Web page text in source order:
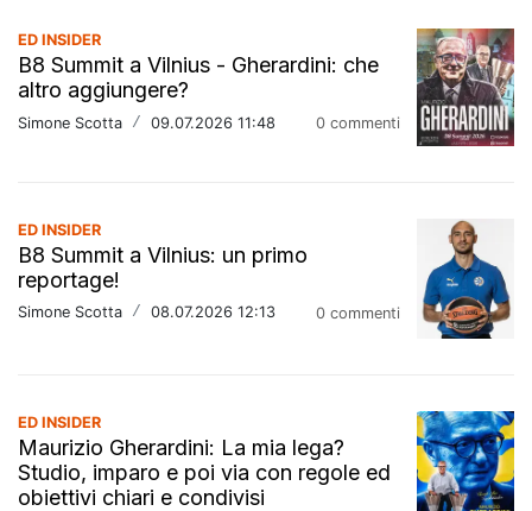
ED INSIDER
B8 Summit a Vilnius - Gherardini: che
altro aggiungere?
Simone Scotta / 09.07.2026 11:48 0 commenti
ED INSIDER
B8 Summit a Vilnius: un primo
reportage!
Simone Scotta / 08.07.2026 12:13 0 commenti
ED INSIDER
Maurizio Gherardini: La mia lega?
Studio, imparo e poi via con regole ed
obiettivi chiari e condivisi